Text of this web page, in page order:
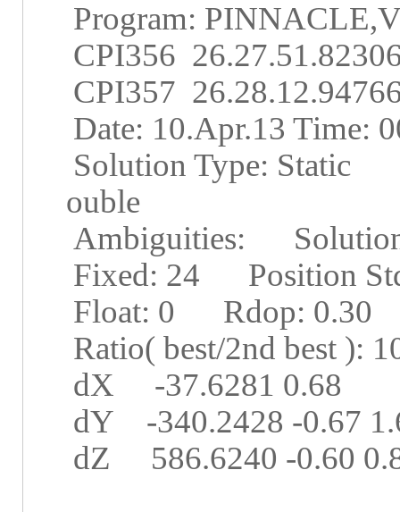
Program:
CPI356
CPI357
Date: 10.Apr.13 Time:
Solution Type: Static
ouble
Ambiguities:
Fixed: 24
Position
Float: 0
Rdop: 0.30
Ratio( best/2nd best ):
dX
-37.6281 0.68
dY
-340.2428 -0.67
dZ
586.6240 -0.60